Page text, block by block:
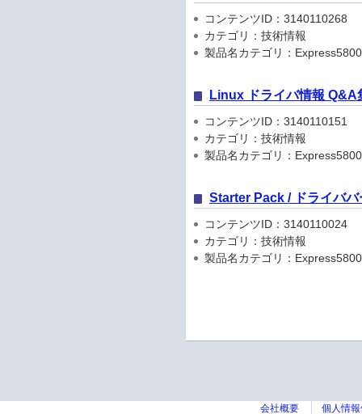
コンテンツID：3140110268
カテゴリ：技術情報
製品名カテゴリ：
Linux ドライバ情報 Q&A
コンテンツID：3140110151
カテゴリ：技術情報
製品名カテゴリ：
Starter Pack / ドライババ
コンテンツID：3140110024
カテゴリ：技術情報
製品名カテゴリ：
会社概要 個人情